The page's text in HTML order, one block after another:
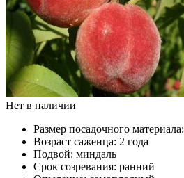
Нет в наличии
Размер посадочного материала:
Возраст саженца: 2 года
Подвой: миндаль
Срок созревания: ранний